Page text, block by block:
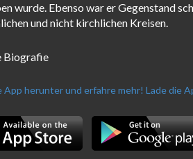
wurde. Ebenso war er Gegenstand
und nicht kirchlichen Kreisen.
Biografie
App herunter und erfahre mehr! Lade die